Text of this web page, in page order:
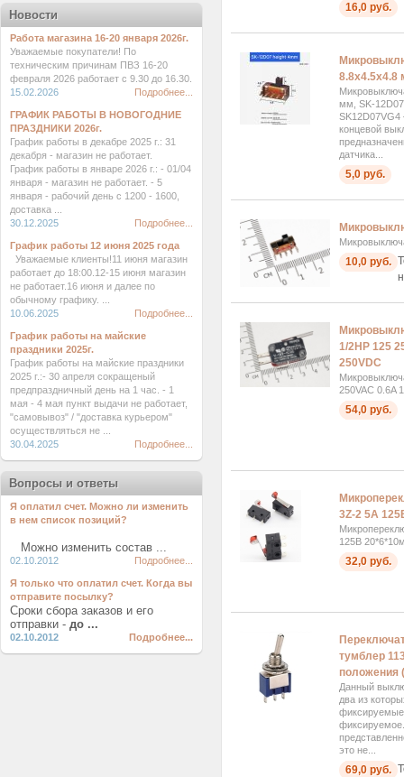
16,0 руб.
8.8x4.5x4.8
мм, SK-
концевой
датчика...
5,0 руб.
10,0 руб.
1/2HP 125
250VDC
250VAC 0.6A
54,0 руб.
3Z-2 5А
125В
32,0 руб.
тумблер
положения
Данный
два из
это не...
69,0 руб.
Новости
Работа магазина 16-20 января 2026г.
Уважаемые покупатели! По
техническим причинам ПВЗ 16-20
февраля 2026 работает с 9.30 до 16.30.
15.02.2026
Подробнее...
ГРАФИК РАБОТЫ В НОВОГОДНИЕ
ПРАЗДНИКИ 2026г.
График работы в декабре 2025 г.: 31
декабря - магазин не работает.
График работы в январе 2026 г.: - 01/04
января - магазин не работает. - 5
января - рабочий день с 1200 - 1600,
доставка ...
30.12.2025
Подробнее...
График работы 12 июня 2025 года
Уважаемые клиенты!11 июня магазин
работает до 18:00.12-15 июня магазин
не работает.16 июня и далее по
обычному графику. ...
10.06.2025
Подробнее...
График работы на майские
праздники 2025г.
График работы на майские праздники
2025 г.:- 30 апреля сокращеный
предпраздничный день на 1 час. - 1
мая - 4 мая пункт выдачи не работает,
"самовывоз" / "доставка курьером"
осуществляться не ...
30.04.2025
Подробнее...
Вопросы и ответы
Я оплатил счет. Можно ли изменить
в нем список позиций?
Можно изменить состав ...
02.10.2012 Подробнее...
Я только что оплатил счет. Когда вы
отправите посылку?
Сроки сбора заказов и его
отправки - до ...
02.10.2012 Подробнее...